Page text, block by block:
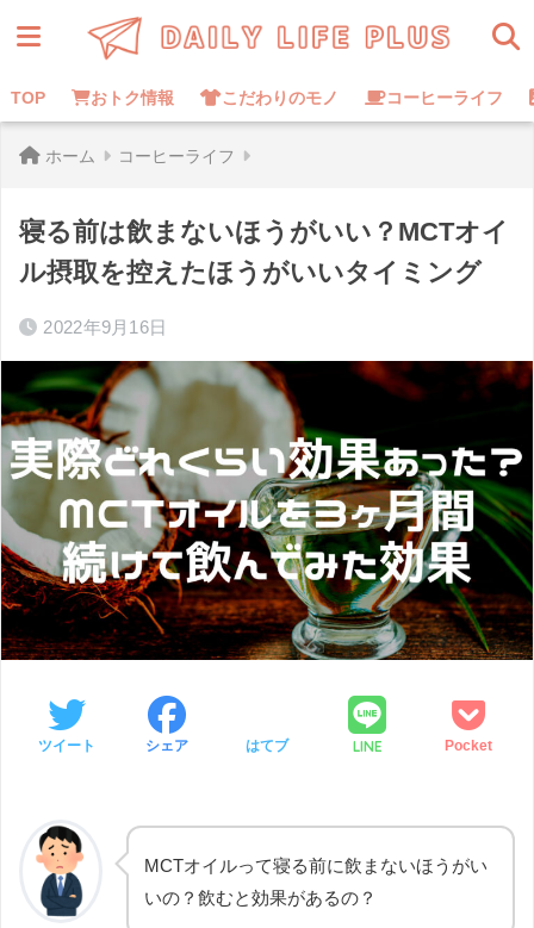
TOP おトク情報 こだわりのモノ コーヒーライフ
ホーム コーヒーライフ
寝る前は飲まないほうがいい？MCTオイ
ル摂取を控えたほうがいいタイミング
2022年9月16日
ツイート シェア はてブ LINE Pocket
MCTオイルって寝る前に飲まないほうがい
いの？飲むと効果があるの？